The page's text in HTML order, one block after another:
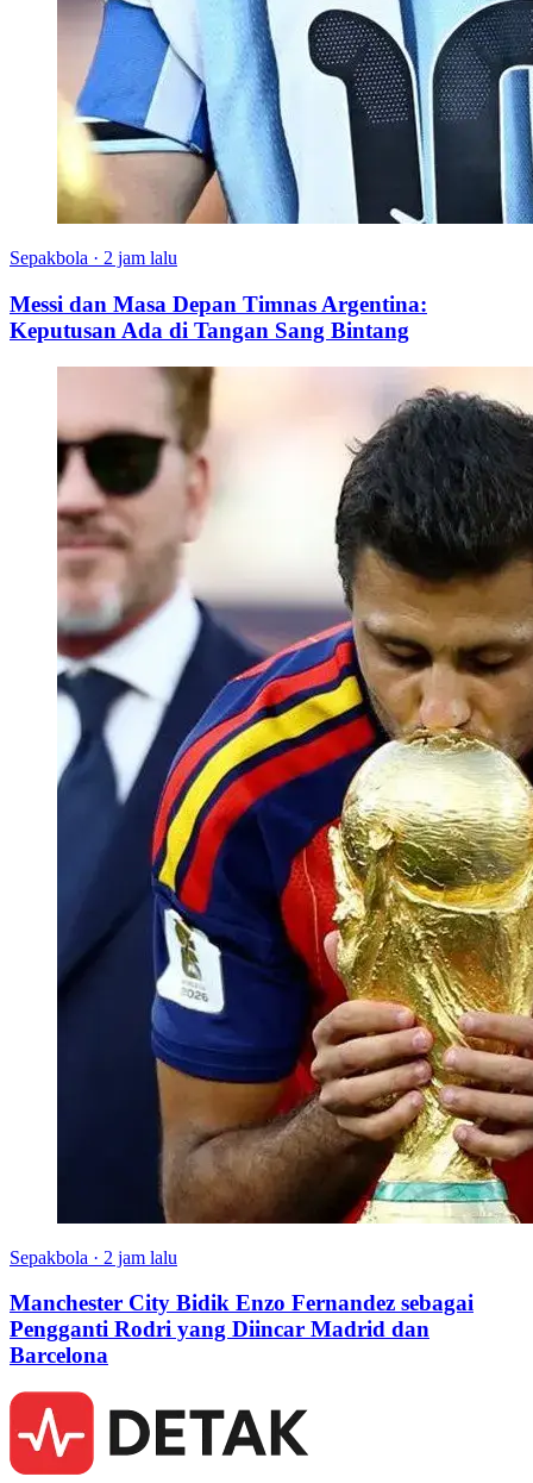
Sepakbola · 2 jam lalu
Messi dan Masa Depan Timnas Argentina:
Keputusan Ada di Tangan Sang Bintang
Sepakbola · 2 jam lalu
Manchester City Bidik Enzo Fernandez sebagai
Pengganti Rodri yang Diincar Madrid dan
Barcelona